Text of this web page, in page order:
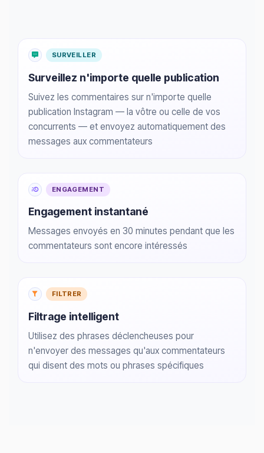
SURVEILLER
Surveillez n'importe quelle publication
Suivez les commentaires sur n'importe quelle
publication Instagram — la vôtre ou celle de vos
concurrents — et envoyez automatiquement des
messages aux commentateurs
ENGAGEMENT
Engagement instantané
Messages envoyés en 30 minutes pendant que les
commentateurs sont encore intéressés
FILTRER
Filtrage intelligent
Utilisez des phrases déclencheuses pour
n'envoyer des messages qu'aux commentateurs
qui disent des mots ou phrases spécifiques